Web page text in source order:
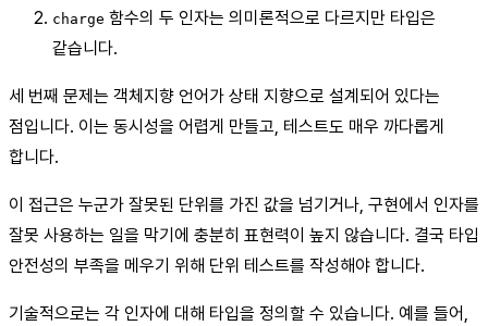
charge 함수의 두 인자는 의미론적으로 다르지만 타입은
같습니다.
세 번째 문제는 객체지향 언어가 상태 지향으로 설계되어 있다는
점입니다. 이는 동시성을 어렵게 만들고, 테스트도 매우 까다롭게
합니다.
이 접근은 누군가 잘못된 단위를 가진 값을 넘기거나, 구현에서 인자를
잘못 사용하는 일을 막기에 충분히 표현력이 높지 않습니다. 결국 타입
안전성의 부족을 메우기 위해 단위 테스트를 작성해야 합니다.
기술적으로는 각 인자에 대해 타입을 정의할 수 있습니다. 예를 들어,